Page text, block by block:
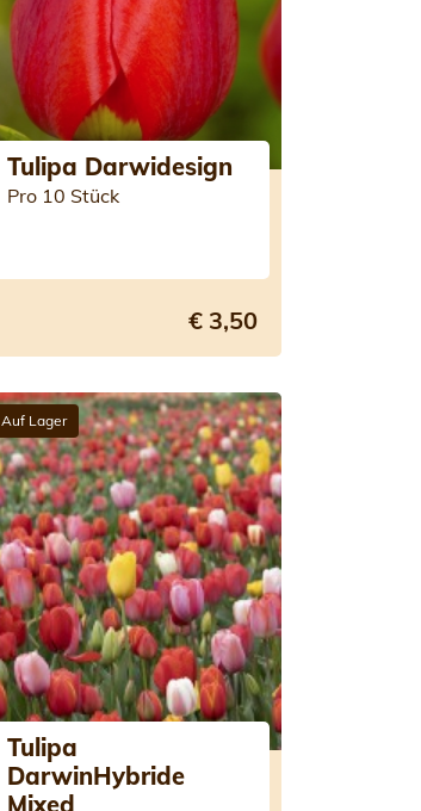
Tulipa Darwidesign
Pro 10 Stück
€ 3,50
Auf Lager
Tulipa
DarwinHybride
Mixed